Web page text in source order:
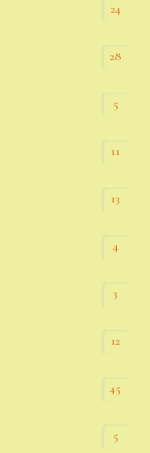
24
28
5
11
13
4
3
12
45
5